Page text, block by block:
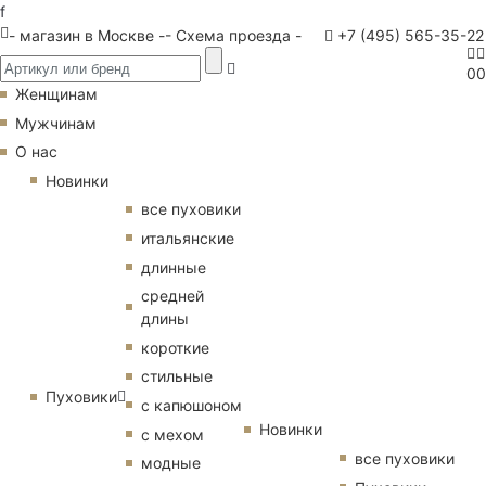
f
- магазин в Москве -- Схема проезда - +7 (495) 565-35-22
00
Женщинам
Мужчинам
О нас
Новинки
Пуховики
все пуховики
итальянские
длинные
средней
длины
короткие
стильные
с капюшоном
с мехом
модные
Новинки
все пуховики